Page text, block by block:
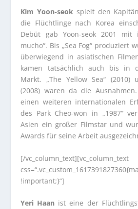
Kim Yoon-seok spielt den
die Flüchtlinge nach Korea
Debüt gab Yoon-seok 2001 mit
mucho“. Bis „Sea Fog“ produziert
überwiegend in asiatischen
kamen tatsächlich auch bis in
Markt. „The Yellow Sea“ (2010)
(2008) waren da die
einen weiteren internationalen
des Park Cheo-won in „1987“
Asien ein großer Filmstar und
Awards für seine Arbeit
[/vc_column_text][vc_column_text
!important;}“]
Yeri Haan ist eine der